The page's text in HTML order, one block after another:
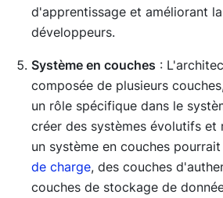
d'apprentissage et améliorant
développeurs.
Système en couches :
composée de plusieurs
un rôle spécifique dans le
créer des systèmes évolutifs et
un système en couches
de charge, des couches
couches de stockage de